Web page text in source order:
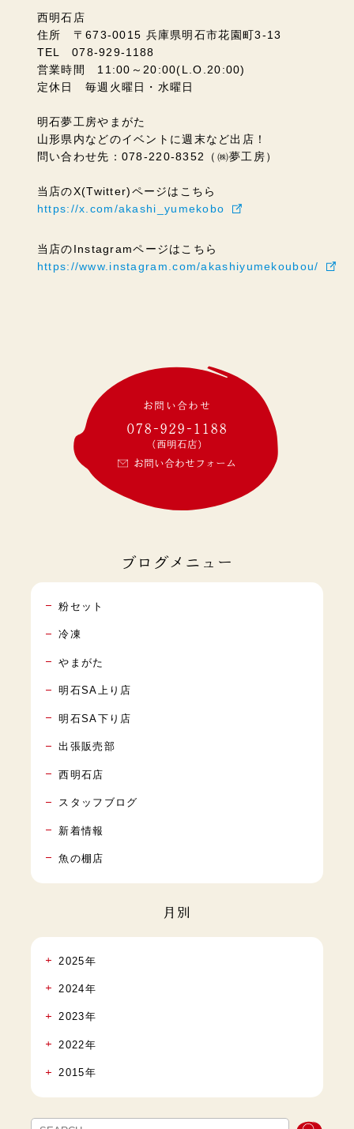
西明石店
住所 〒673-0015 兵庫県明石市花園町3-13
TEL 078-929-1188
営業時間 11:00～20:00(L.O.20:00)
定休日 毎週火曜日・水曜日
明石夢工房やまがた
山形県内などのイベントに週末など出店！
問い合わせ先：078-220-8352（㈱夢工房）
当店のX(Twitter)ページはこちら
https://x.com/akashi_yumekobo
当店のInstagramページはこちら
https://www.instagram.com/akashiyumekoubou/
お問い合わせ
078-929-1188
(西明石店)
お問い合わせフォーム
ブログメニュー
粉セット
冷凍
やまがた
明石SA上り店
明石SA下り店
出張販売部
西明石店
スタッフブログ
新着情報
魚の棚店
月別
2025年
2024年
2023年
2022年
2015年